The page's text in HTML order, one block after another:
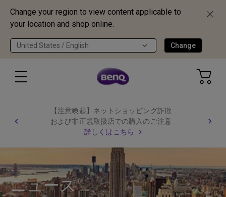
Change your region to view content applicable to
your location and shop online.
United States / English Change
【注意喚起】ネットショッピング詐欺
および非正規取扱店での購入のご注意
詳しくはこちら
ニュース